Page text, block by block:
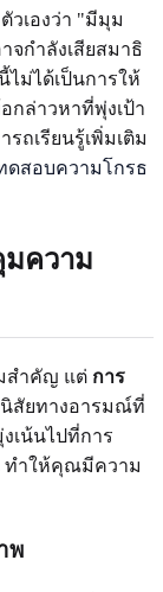
วเองว่า "มีมุม
จกำลังเสียสมาธิ
ไม่ได้เป็นการให้
กล่าวหาที่พุ่งเป้า
ถเรียนรู้เพิ่มเติม
ดสอบความโกรธ
มความ
สำคัญ แต่ การ
นิสัยทางอารมณ์ที่
เน้นไปที่การ
ทำให้คุณมีความ
พ